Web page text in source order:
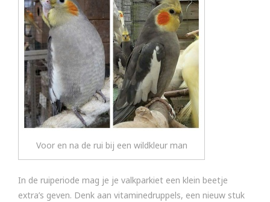
Voor en na de rui bij een wildkleur man
In de ruiperiode mag je je valkparkiet een klein beetje
extra’s geven. Denk aan vitaminedruppels, een nieuw stuk